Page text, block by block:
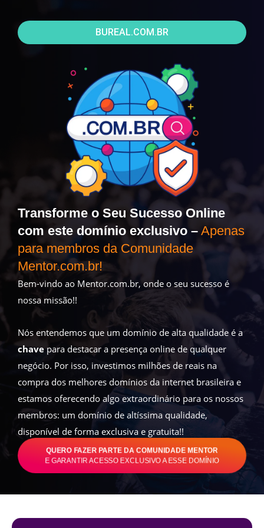
BUREAL.COM.BR
Transforme o Seu Sucesso Online
com este domínio exclusivo – Apenas
para membros da Comunidade
Mentor.com.br!
Bem-vindo ao Mentor.com.br, onde o seu sucesso é
nossa missão!!
Nós entendemos que um domínio de alta qualidade é a
chavepara destacar a presença online de qualquer
negócio. Por isso, investimos milhões de reais na
compra dos melhores domínios da internet brasileira e
estamos oferecendo algo extraordinário para os nossos
membros: um domínio de altíssima qualidade,
disponível de forma exclusiva e gratuita!!
QUERO FAZER PARTE DA COMUNIDADE MENTOR
E GARANTIR ACESSO EXCLUSIVO A ESSE DOMÍNIO